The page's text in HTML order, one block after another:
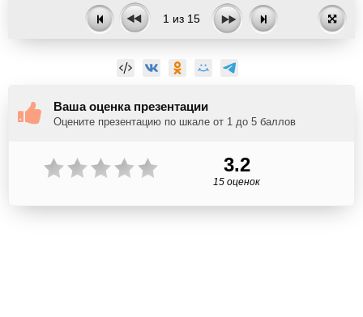
1 из 15
Ваша оценка презентации
Оцените презентацию по шкале от 1 до 5 баллов
3.2
15 оценок